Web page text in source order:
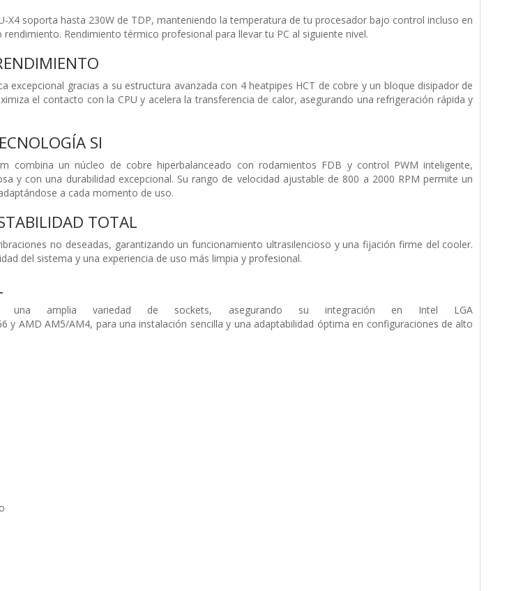
X4 soporta hasta 230W de TDP, manteniendo la temperatura de tu procesador bajo control incluso en
Rendimiento térmico profesional para llevar tu PC al siguiente nivel.
excepcional gracias a su estructura avanzada con 4 heatpipes HCT de cobre y un bloque disipador de
el contacto con la CPU y acelera la transferencia de calor, asegurando una refrigeración rápida y
SI
combina un núcleo de cobre hiperbalanceado con rodamientos FDB y control PWM inteligente,
y con una durabilidad excepcional. Su rango de velocidad ajustable de 800 a 2000 RPM permite un
a cada momento de uso.
TOTAL
no deseadas, garantizando un funcionamiento ultrasilencioso y una fijación firme del cooler.
del sistema y una experiencia de uso más limpia y profesional.
una amplia variedad de sockets, asegurando su integración en Intel LGA
y AMD AM5/AM4, para una instalación sencilla y una adaptabilidad óptima en configuraciones de alto